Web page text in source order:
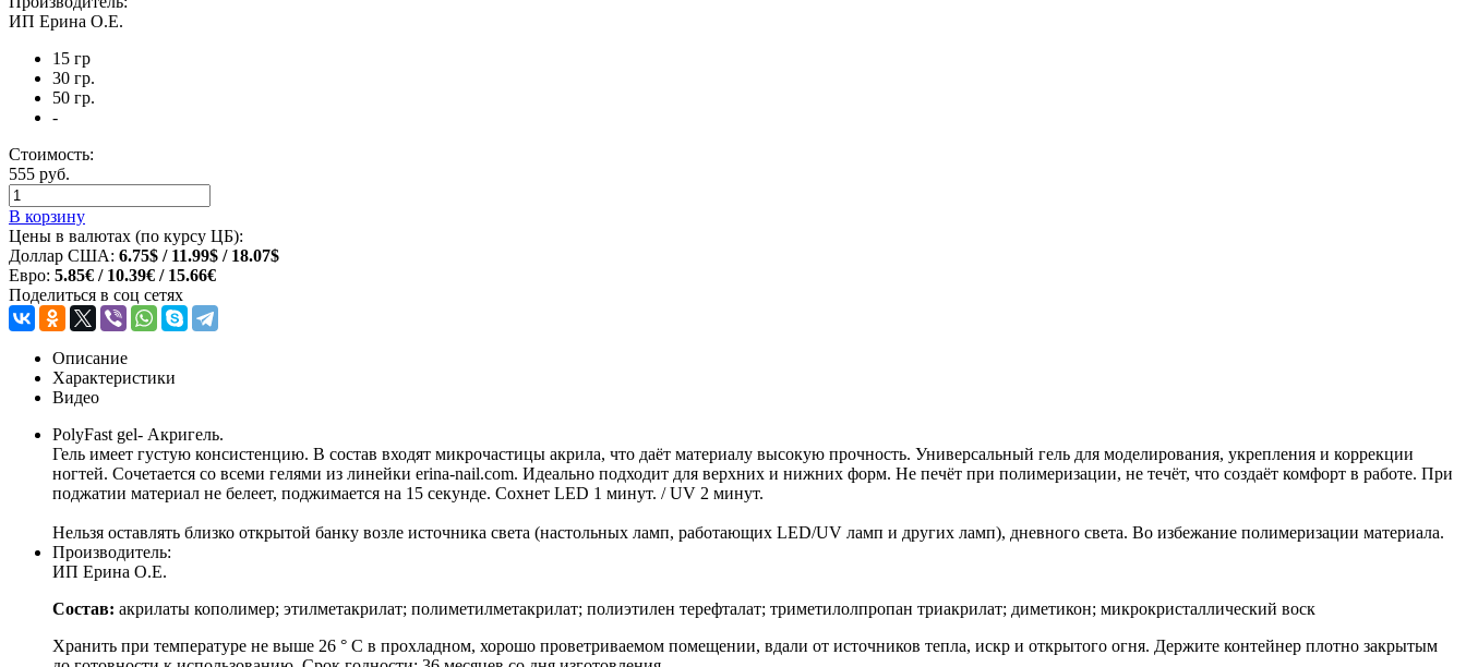
ИП Ерина О.Е.
15 гр
30 гр.
50 гр.
-
Стоимость:
555 руб.
В корзину
Цены в валютах (по курсу ЦБ):
Доллар США: 6.75$ / 11.99$ / 18.07$
Евро: 5.85€ / 10.39€ / 15.66€
Поделиться в соц сетях
Описание
Характеристики
Видео
PolyFast gel- Акригель.
Гель имеет густую консистенцию. В состав входят микрочастицы акрила, что даёт материалу высокую прочность. Универсальный гель для моделирования, укрепления и коррекции
ногтей. Сочетается со всеми гелями из линейки erina-nail.com. Идеально подходит для верхних и нижних форм. Не печёт при полимеризации, не течёт, что создаёт комфорт в работе. При
поджатии материал не белеет, поджимается на 15 секунде. Сохнет LED 1 минут. / UV 2 минут.
Нельзя оставлять близко открытой банку возле источника света (настольных ламп, работающих LED/UV ламп и других ламп), дневного света. Во избежание полимеризации материала.
Производитель:
ИП Ерина О.Е.
Состав: акрилаты кополимер; этилметакрилат; полиметилметакрилат; полиэтилен терефталат; триметилолпропан триакрилат; диметикон; микрокристаллический воск
Хранить при температуре не выше 26 ° C в прохладном, хорошо проветриваемом помещении, вдали от источников тепла, искр и открытого огня. Держите контейнер плотно закрытым